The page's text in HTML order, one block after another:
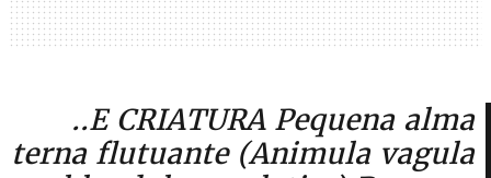
..E CRIATURA Pequena alma
terna flutuante (Animula vagula